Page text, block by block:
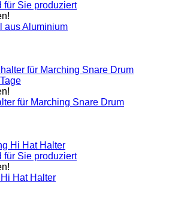
aus Aluminium
für Marching Snare Drum
Hat Halter